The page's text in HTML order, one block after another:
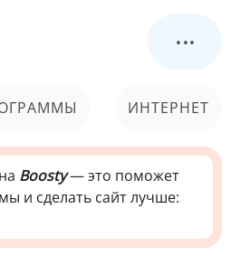
...
ИНТЕРНЕТ
СИСТЕМА
Boosty— это поможет
и сделать сайт лучше: